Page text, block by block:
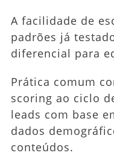
A facilidade de
padrões já
diferencial para
Prática comum
scoring ao ciclo
leads com base
dados
conteúdos.